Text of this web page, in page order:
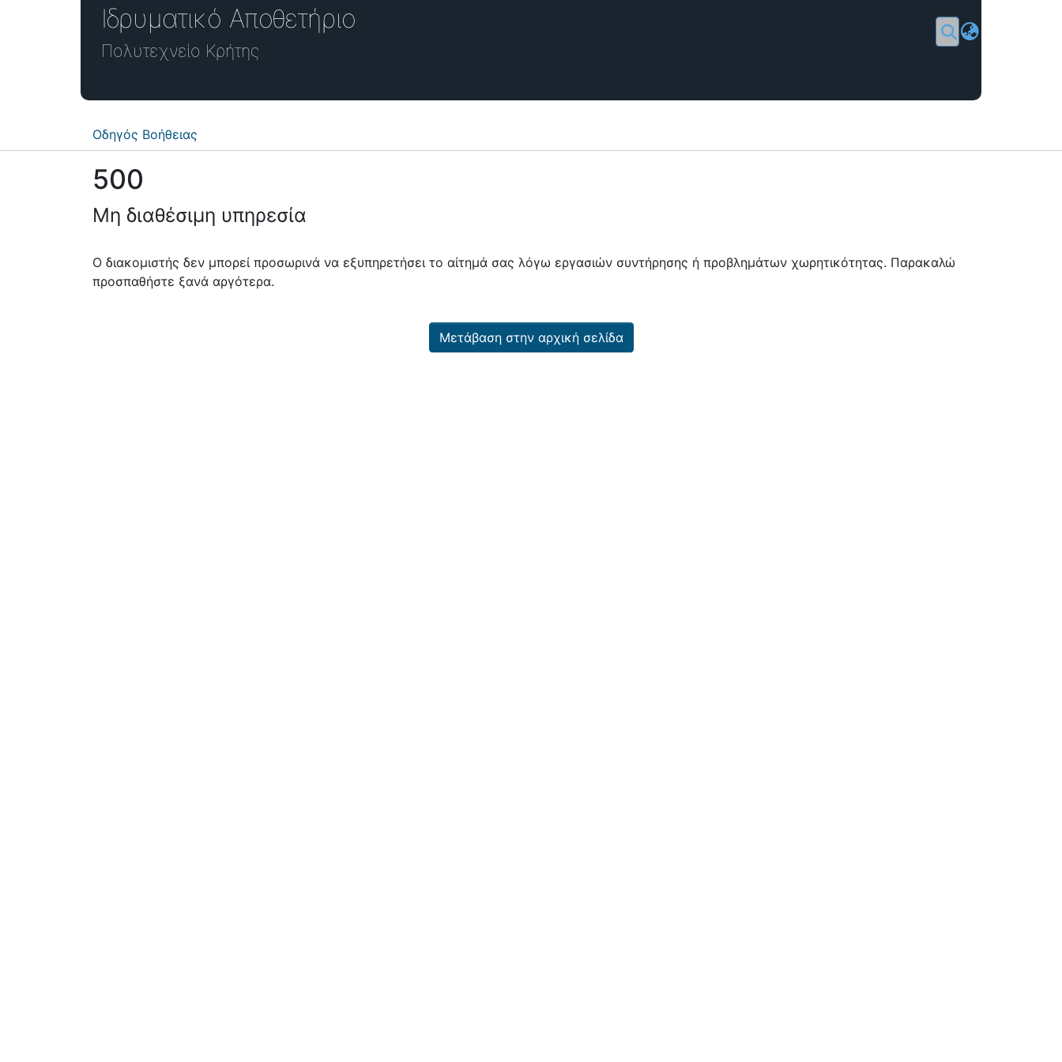
Ιδρυματικό Αποθετήριο
Πολυτεχνείο Κρήτης Σύνδεση
Οδηγός Βοήθειας
500
Μη διαθέσιμη υπηρεσία
Ο διακομιστής δεν μπορεί προσωρινά να εξυπηρετήσει το αίτημά σας λόγω εργασιών συντήρησης ή προβλημάτων χωρητικότητας. Παρακαλώ
προσπαθήστε ξανά αργότερα.
Μετάβαση στην αρχική σελίδα